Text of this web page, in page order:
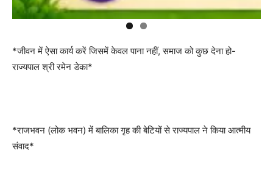
*जीवन में ऐसा कार्य करें जिसमें केवल पाना नहीं, समाज को कुछ देना हो-
राज्यपाल श्री रमेन डेका*
*राजभवन (लोक भवन) में बालिका गृह की बेटियों से राज्यपाल ने किया आत्मीय
संवाद*